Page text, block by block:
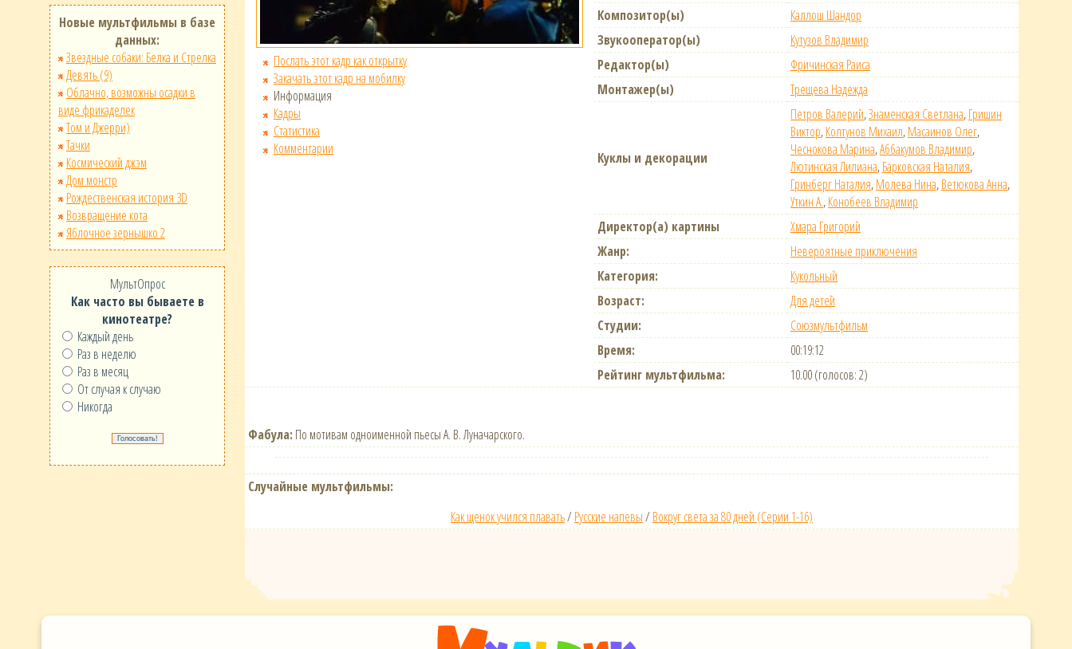
Новые мультфильмы в базе
данных:
Звёздные собаки: Белка и Стрелка
Девять (9)
Облачно, возможны осадки в
виде фрикаделек
Том и Джерри)
Тачки
Космический джэм
Дом монстр
Рождественская история 3D
Возвращение кота
Яблочное зернышко 2
МультОпрос
Как часто вы бываете в
кинотеатре?
Каждый день
Раз в неделю
Раз в месяц
От случая к случаю
Никогда
Послать этот кадр как открытку
Закачать этот кадр на мобилку
Информация
Кадры
Статистика
Комментарии
Композитор(ы)
Каллош Шандор
Звукооператор(ы)
Кутузов Владимир
Редактор(ы)
Фричинская Раиса
Монтажер(ы)
Трещева Надежда
Куклы и декорации
Петров Валерий,Знаменская Светлана,Гришин
Виктор,Колтунов Михаил,Масаинов Олег,
Чеснокова Марина,Аббакумов Владимир,
Лютинская Лилиана,Барковская Наталия,
Гринберг Наталия,Молева Нина,Ветюкова Анна,
Уткин А.,Конобеев Владимир
Директор(а) картины
Хмара Григорий
Жанр:
Невероятные приключения
Категория:
Кукольный
Возраст:
Для детей
Студии:
Союзмультфильм
Время:
00:19:12
Рейтинг мультфильма:
10.00 (голосов: 2)
Фабула: По мотивам одноименной пьесы А. В. Луначарского.
Случайные мультфильмы:
Как щенок учился плавать/ Русские напевы/ Вокруг света за 80 дней (Серии 1-16)